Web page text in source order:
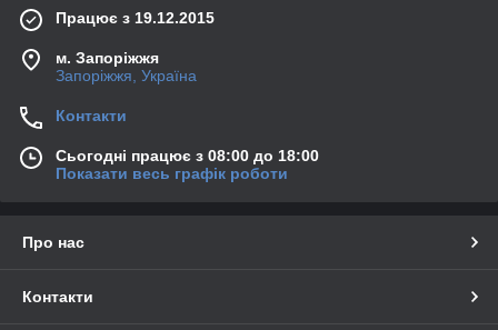
Працює з 19.12.2015
м. Запоріжжя
Запоріжжя, Україна
Контакти
Сьогодні працює з 08:00 до 18:00
Показати весь графік роботи
Про нас
Контакти